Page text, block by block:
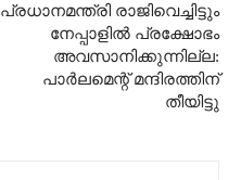
പ്രധാനമന്ത്രി രാജിവെച്ചിട്ടും
നേപ്പാളിൽ പ്രക്ഷോഭം
അവസാനിക്കുന്നില്ല:
പാർലമെന്റ് മന്ദിരത്തിന്
തീയിട്ടു